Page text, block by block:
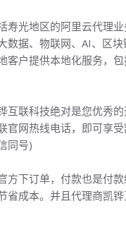
寿光地区的阿里云代理
数据、物联网、AI、区
户提供本地化服务，包
联科技绝对是您优秀
网热线电话，即可享受
同号)
方下订单，付款也是付
省成本。并且代理商凯